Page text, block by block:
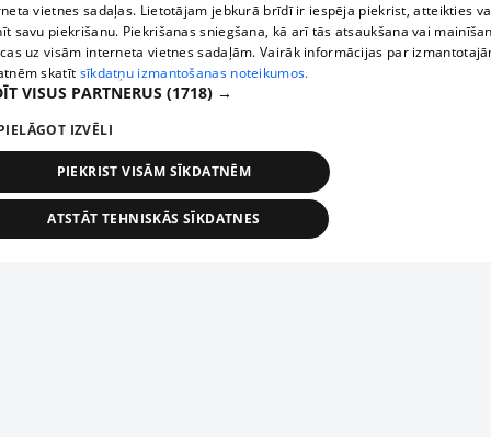
vietnes sadaļas. Lietotājam jebkurā brīdī ir iespēja piekrist, atteikties
savu piekrišanu. Piekrišanas sniegšana, kā arī tās atsaukšana vai
uz visām interneta vietnes sadaļām. Vairāk informācijas par
skatīt sīkdatņu izmantošanas noteikumos.
VISUS PARTNERUS (1718) →
IZVĒLI
PIEKRIST VISĀM SĪKDATNĒM
ATSTĀT TEHNISKĀS SĪKDATNES